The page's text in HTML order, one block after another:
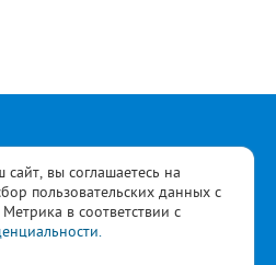
вы соглашаетесь на
пользовательских данных с
в соответствии с